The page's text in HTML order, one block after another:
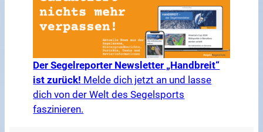
Der Segelreporter Newsletter „Handbreit“
ist zurück! Melde dich jetzt an und lasse
dich von der Welt des Segelsports
faszinieren.